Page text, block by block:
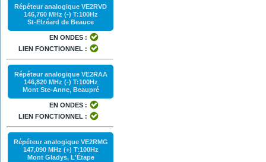
Répéteur analogique VE2RVD
146,760 MHz (-) T:100Hz
St-Elzéard de Beauce
EN ONDES :
LIEN FONCTIONNEL :
Répéteur analogique VE2RAA
146,820 MHz (-) T:100Hz
Mont Ste-Anne, Beaupré
EN ONDES :
LIEN FONCTIONNEL :
Répéteur analogique VE2RMG
147,090 MHz (+) T:100Hz
Mont Gladys, L'Étape